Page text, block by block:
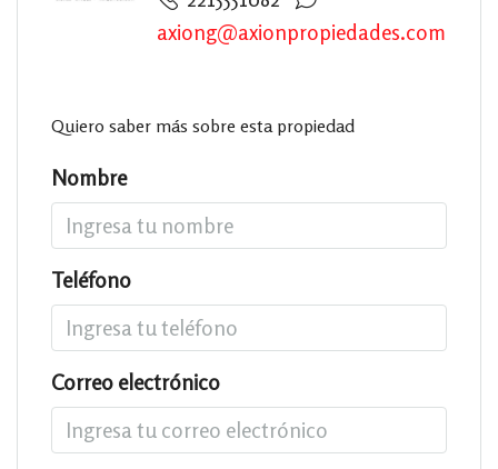
axiong@axionpropiedades.com
Quiero saber más sobre esta propiedad
Nombre
Teléfono
Correo electrónico